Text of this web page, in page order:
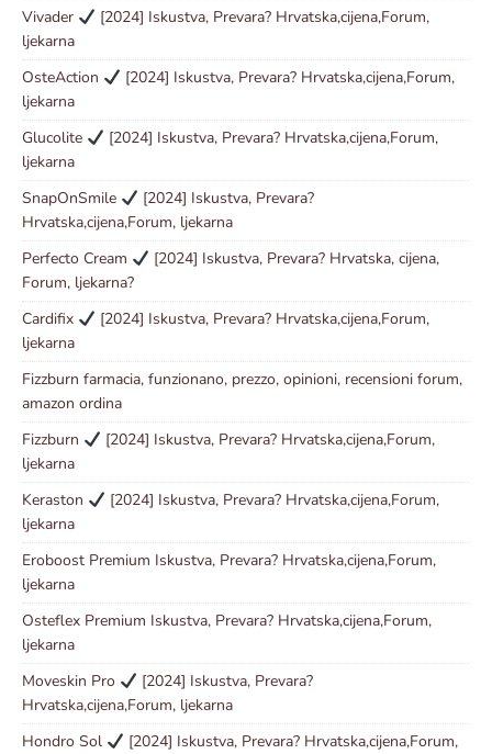
Vivader
[2024] Iskustva, Prevara? Hrvatska,cijena,Forum,
ljekarna
OsteAction
[2024] Iskustva, Prevara? Hrvatska,cijena,Forum,
ljekarna
Glucolite
[2024] Iskustva, Prevara? Hrvatska,cijena,Forum,
ljekarna
SnapOnSmile
[2024] Iskustva, Prevara?
Hrvatska,cijena,Forum, ljekarna
Perfecto Cream
[2024] Iskustva, Prevara? Hrvatska, cijena,
Forum, ljekarna?
Cardifix
[2024] Iskustva, Prevara? Hrvatska,cijena,Forum,
ljekarna
Fizzburn farmacia, funzionano, prezzo, opinioni, recensioni forum,
amazon ordina
Fizzburn
[2024] Iskustva, Prevara? Hrvatska,cijena,Forum,
ljekarna
Keraston
[2024] Iskustva, Prevara? Hrvatska,cijena,Forum,
ljekarna
Eroboost Premium Iskustva, Prevara? Hrvatska,cijena,Forum,
ljekarna
Osteflex Premium Iskustva, Prevara? Hrvatska,cijena,Forum,
ljekarna
Moveskin Pro
[2024] Iskustva, Prevara?
Hrvatska,cijena,Forum, ljekarna
Hondro Sol
[2024] Iskustva, Prevara? Hrvatska,cijena,Forum,